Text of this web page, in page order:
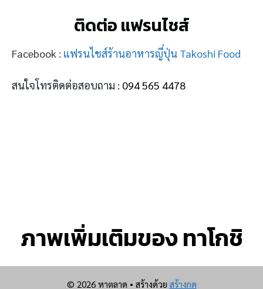
ติดต่อ แฟรนไชส์
Facebook : แฟรนไชส์ร้านอาหารญี่ปุ่น Takoshi Food
สนใจโทรติดต่อสอบถาม : 094 565 4478
ภาพเพิ่มเติมของ ทาโกชิ
© 2026 หาตลาด • สร้างด้วย สร้างกด